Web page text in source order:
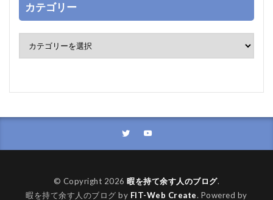
カテゴリー
© Copyright 2026暇を持て余す人のブログ.
暇を持て余す人のブログ by FIT-Web Create. Powered by